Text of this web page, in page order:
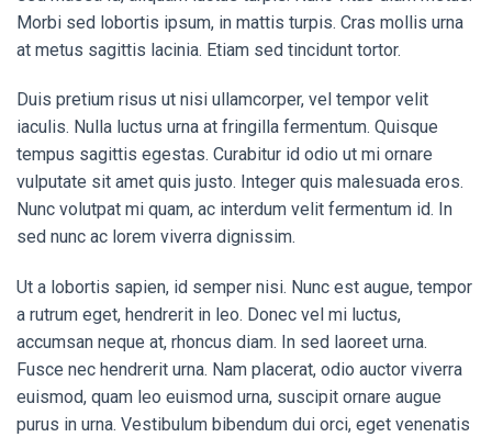
Morbi sed lobortis ipsum, in mattis turpis. Cras mollis urna
at metus sagittis lacinia. Etiam sed tincidunt tortor.
Duis pretium risus ut nisi ullamcorper, vel tempor velit
iaculis. Nulla luctus urna at fringilla fermentum. Quisque
tempus sagittis egestas. Curabitur id odio ut mi ornare
vulputate sit amet quis justo. Integer quis malesuada eros.
Nunc volutpat mi quam, ac interdum velit fermentum id. In
sed nunc ac lorem viverra dignissim.
Ut a lobortis sapien, id semper nisi. Nunc est augue, tempor
a rutrum eget, hendrerit in leo. Donec vel mi luctus,
accumsan neque at, rhoncus diam. In sed laoreet urna.
Fusce nec hendrerit urna. Nam placerat, odio auctor viverra
euismod, quam leo euismod urna, suscipit ornare augue
purus in urna. Vestibulum bibendum dui orci, eget venenatis